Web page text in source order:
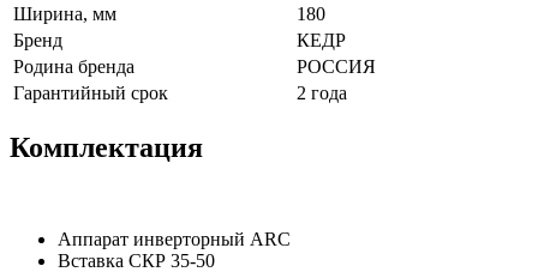
Ширина, мм
180
Бренд
КЕДР
Родина бренда
РОССИЯ
Гарантийный срок
2 года
Комплектация
Аппарат инверторный ARC
Вставка СКР 35-50